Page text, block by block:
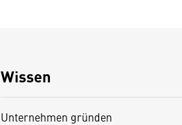
Wissen
Unternehmen gründen